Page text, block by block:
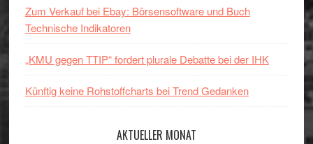
Zum Verkauf bei Ebay: Börsensoftware und Buch
Technische Indikatoren
„KMU gegen TTIP“ fordert plurale Debatte bei der IHK
Künftig keine Rohstoffcharts bei Trend Gedanken
AKTUELLER MONAT